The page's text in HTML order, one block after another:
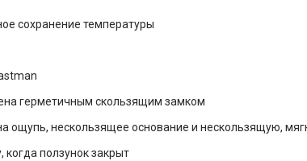
сохранение температуры
герметичным скользящим замком
нескользящее основание и нескользящую,
когда ползунок закрыт